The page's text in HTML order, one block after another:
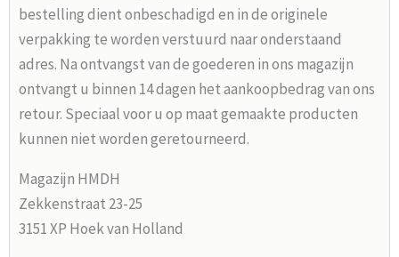
bestelling dient onbeschadigd en in de originele
verpakking te worden verstuurd naar onderstaand
adres. Na ontvangst van de goederen in ons magazijn
ontvangt u binnen 14 dagen het aankoopbedrag van ons
retour. Speciaal voor u op maat gemaakte producten
kunnen niet worden geretourneerd.
Magazijn HMDH
Zekkenstraat 23-25
3151 XP Hoek van Holland